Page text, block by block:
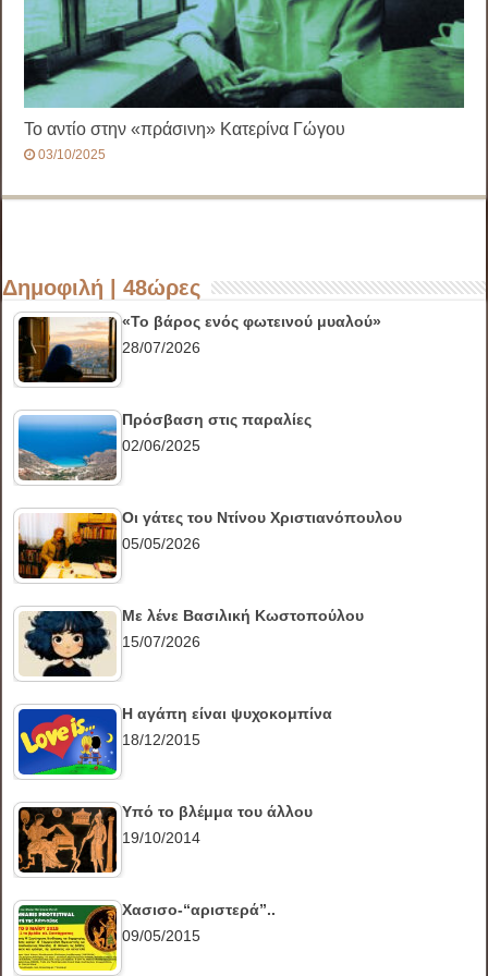
Το αντίο στην «πράσινη» Κατερίνα Γώγου
03/10/2025
Δημοφιλή | 48ώρες
«Το βάρος ενός φωτεινού μυαλού»
28/07/2026
Πρόσβαση στις παραλίες
02/06/2025
Οι γάτες του Ντίνου Χριστιανόπουλου
05/05/2026
Με λένε Βασιλική Κωστοπούλου
15/07/2026
Η αγάπη είναι ψυχοκομπίνα
18/12/2015
Υπό το βλέμμα του άλλου
19/10/2014
Χασισο-“αριστερά”..
09/05/2015